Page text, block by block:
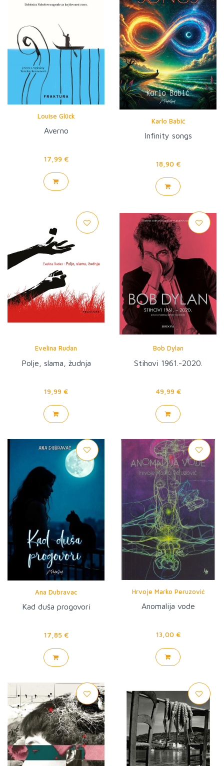
Louise Glück
Averno
17,99 €
Karlo Babić
Infinity songs
18,90 €
Evelina Rudan
Polje, slama, žudnja
19,99 €
Bob Dylan
Stihovi 1961.-2020.
49,99 €
Ana Dubravac
Kad duša progovori
17,85 €
Hrvoje Marko Peruzović
Anomalija vode
13,00 €